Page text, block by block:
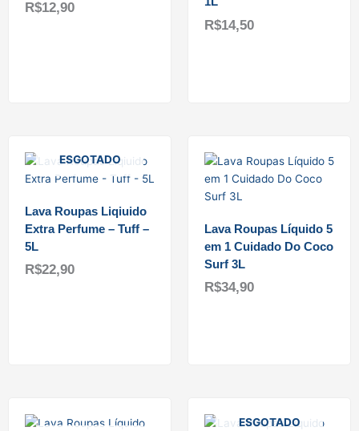
R$12,90
R$14,50
ESGOTADO
Lava Roupas Liqiuido
Extra Perfume – Tuff –
5L
R$22,90
Lava Roupas Líquido 5
em 1 Cuidado Do Coco
Surf 3L
R$34,90
ESGOTADO